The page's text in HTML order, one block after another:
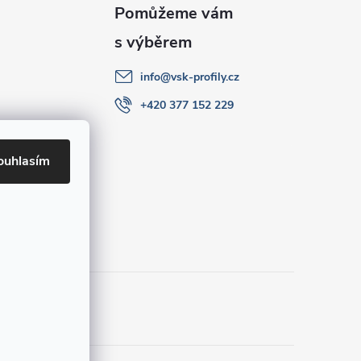
info@vsk-profily.cz
+420 377 152 229